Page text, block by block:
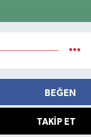
BEĞEN
TAKIP ET